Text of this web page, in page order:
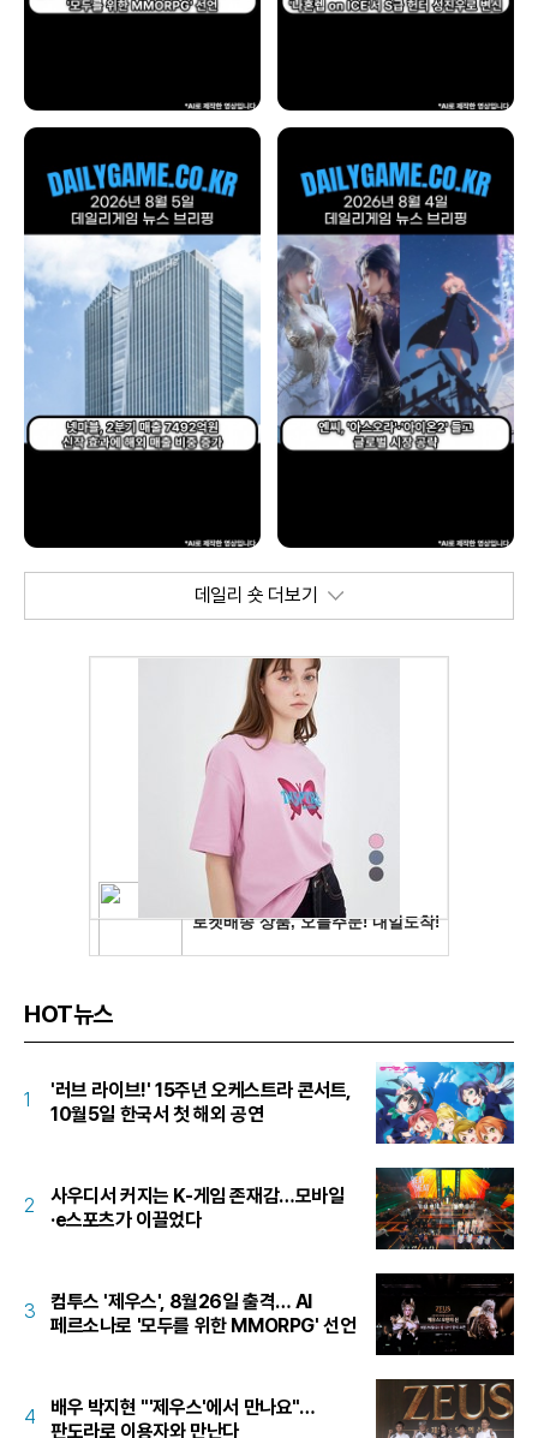
데일리 숏 더보기
HOT뉴스
1
'러브 라이브!' 15주년 오케스트라 콘서트,
10월5일 한국서 첫 해외 공연
2
사우디서 커지는 K-게임 존재감…모바일
·e스포츠가 이끌었다
3
컴투스 '제우스', 8월26일 출격… AI
페르소나로 '모두를 위한 MMORPG' 선언
4
배우 박지현 "'제우스'에서 만나요"…
판도라로 이용자와 만난다